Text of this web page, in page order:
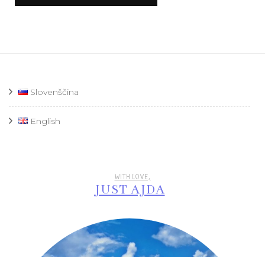
Slovenščina
English
WITH LOVE,
JUST AJDA